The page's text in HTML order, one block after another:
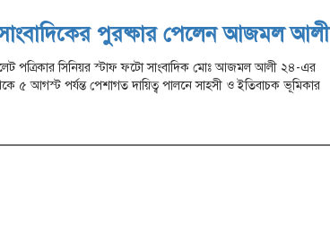
পুরষ্কার পেলেন আজমল আলী
পত্রিকার সিনিয়র স্টাফ ফটো সাংবাদিক মোঃ আজমল আলী ২৪-এর
৫ আগস্ট পর্যন্ত পেশাগত দায়িত্ব পালনে সাহসী ও ইতিবাচক ভূমিকার